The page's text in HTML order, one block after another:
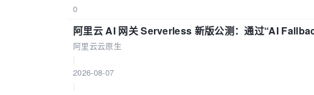
0
阿里云 AI 网关 Serverless 新版公测：通过“AI
阿里云云原生
2026-08-07